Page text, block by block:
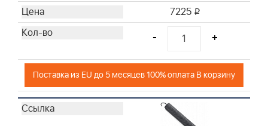
7225 i
- +
Поставка из EU до 5 месяцев 100% оплата В корзину